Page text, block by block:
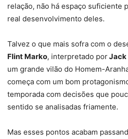
relação, não há espaço suficiente
real desenvolvimento deles.
Talvez o que mais sofra com o
Flint Marko, interpretado porJack
um grande vilão do Homem-
começa com um bom
temporada com decisões que
sentido se analisadas friamente.
Mas esses pontos acabam